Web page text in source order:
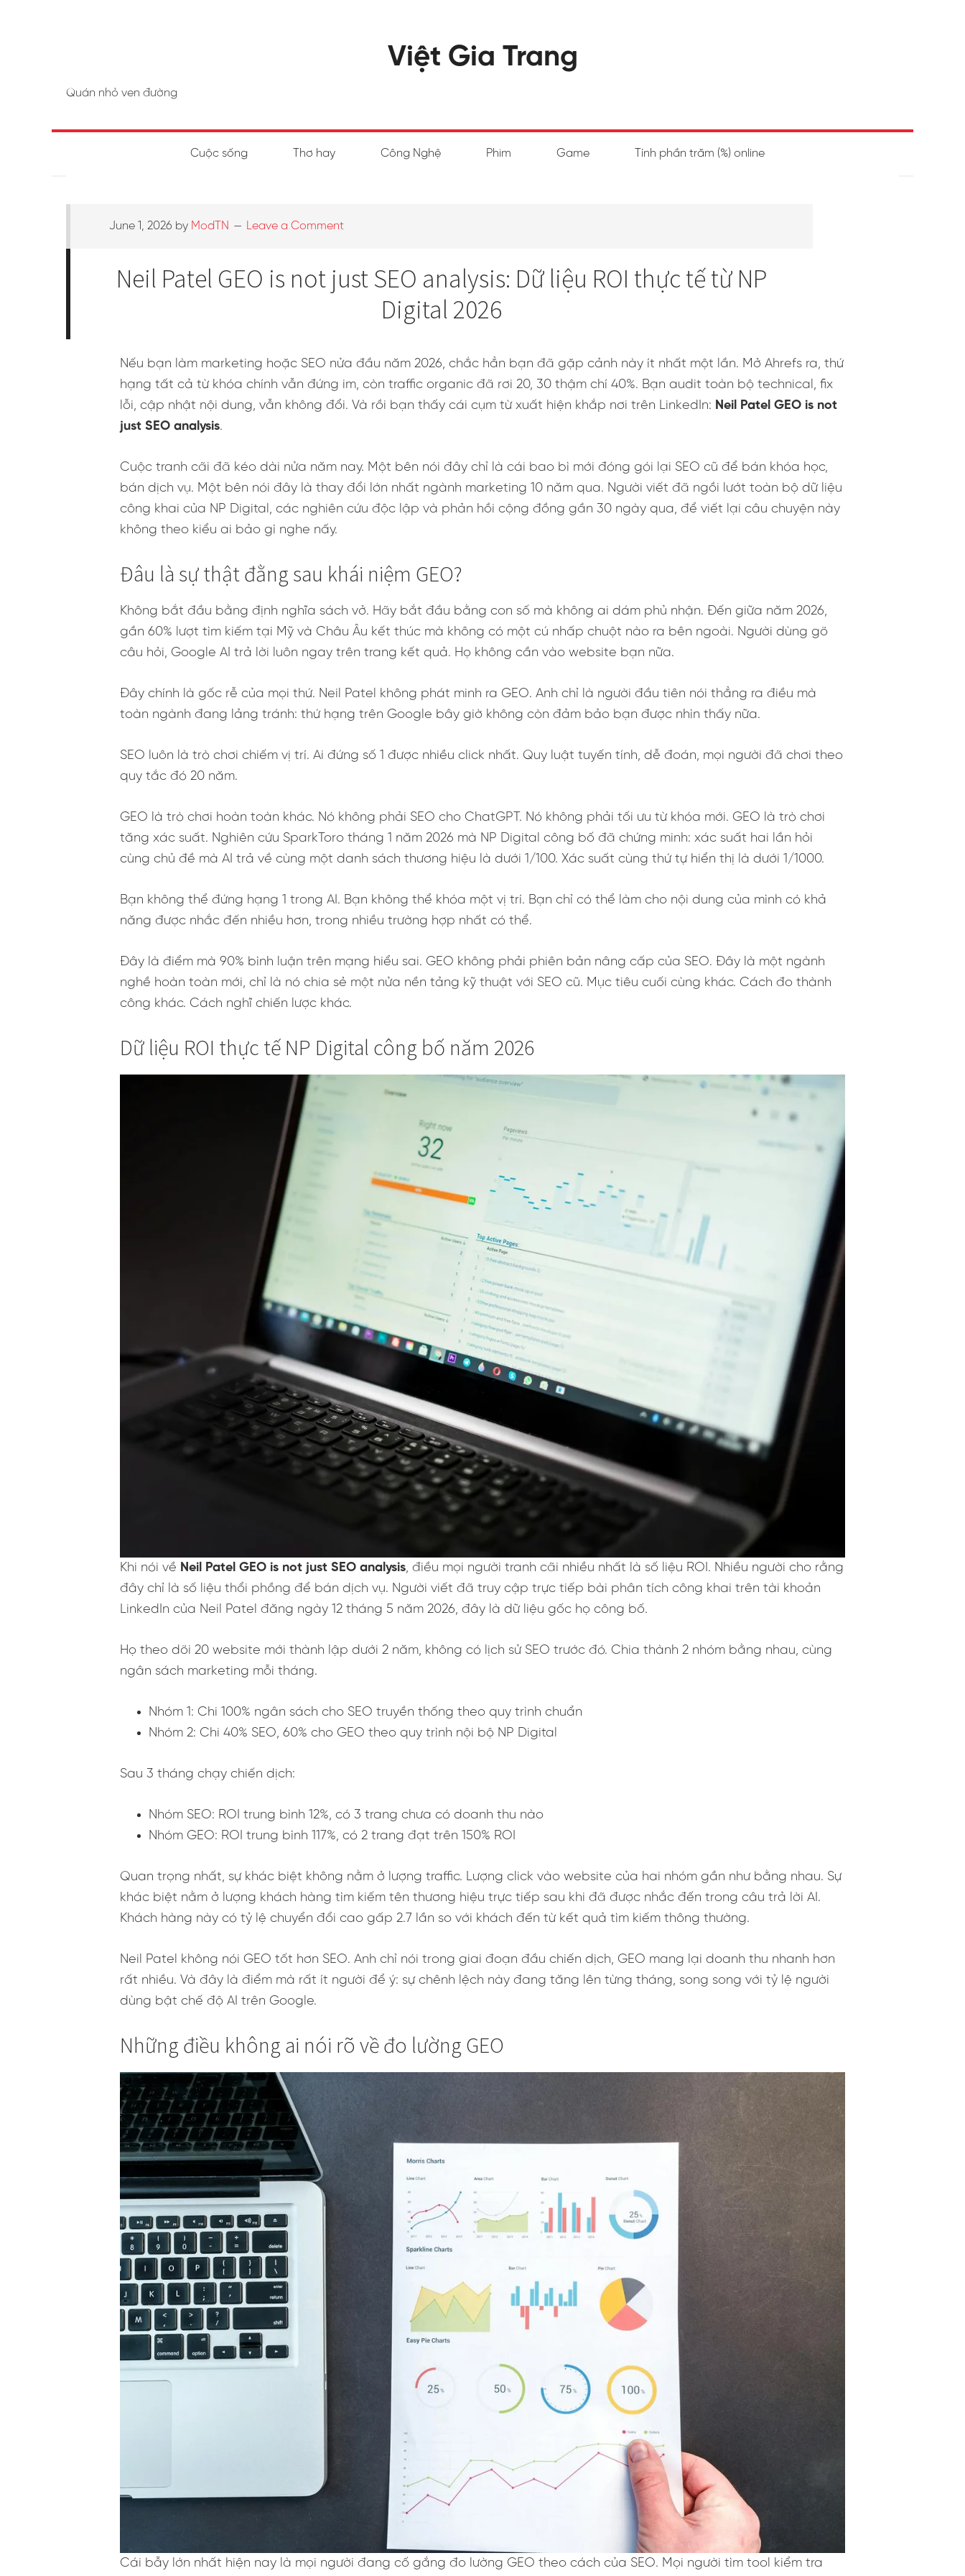
Việt Gia Trang
Quán nhỏ ven đường
Cuộc sống Thơ hay Công Nghệ Phim Game Tính phần trăm (%) online
June 1, 2026 by ModTN Leave a Comment
Neil Patel GEO is not just SEO analysis: Dữ liệu ROI thực tế từ NP
Digital 2026
Nếu bạn làm marketing hoặc SEO nửa đầu năm 2026, chắc hẳn bạn đã gặp cảnh này ít nhất một lần. Mở Ahrefs ra, thứ
hạng tất cả từ khóa chính vẫn đứng im, còn traffic organic đã rơi 20, 30 thậm chí 40%. Bạn audit toàn bộ technical, fix
lỗi, cập nhật nội dung, vẫn không đổi. Và rồi bạn thấy cái cụm từ xuất hiện khắp nơi trên LinkedIn: Neil Patel GEO is not
just SEO analysis.
Cuộc tranh cãi đã kéo dài nửa năm nay. Một bên nói đây chỉ là cái bao bì mới đóng gói lại SEO cũ để bán khóa học,
bán dịch vụ. Một bên nói đây là thay đổi lớn nhất ngành marketing 10 năm qua. Người viết đã ngồi lướt toàn bộ dữ liệu
công khai của NP Digital, các nghiên cứu độc lập và phản hồi cộng đồng gần 30 ngày qua, để viết lại câu chuyện này
không theo kiểu ai bảo gì nghe nấy.
Đâu là sự thật đằng sau khái niệm GEO?
Không bắt đầu bằng định nghĩa sách vở. Hãy bắt đầu bằng con số mà không ai dám phủ nhận. Đến giữa năm 2026,
gần 60% lượt tìm kiếm tại Mỹ và Châu Âu kết thúc mà không có một cú nhấp chuột nào ra bên ngoài. Người dùng gõ
câu hỏi, Google AI trả lời luôn ngay trên trang kết quả. Họ không cần vào website bạn nữa.
Đây chính là gốc rễ của mọi thứ. Neil Patel không phát minh ra GEO. Anh chỉ là người đầu tiên nói thẳng ra điều mà
toàn ngành đang lảng tránh: thứ hạng trên Google bây giờ không còn đảm bảo bạn được nhìn thấy nữa.
SEO luôn là trò chơi chiếm vị trí. Ai đứng số 1 được nhiều click nhất. Quy luật tuyến tính, dễ đoán, mọi người đã chơi theo
quy tắc đó 20 năm.
GEO là trò chơi hoàn toàn khác. Nó không phải SEO cho ChatGPT. Nó không phải tối ưu từ khóa mới. GEO là trò chơi
tăng xác suất. Nghiên cứu SparkToro tháng 1 năm 2026 mà NP Digital công bố đã chứng minh: xác suất hai lần hỏi
cùng chủ đề mà AI trả về cùng một danh sách thương hiệu là dưới 1/100. Xác suất cùng thứ tự hiển thị là dưới 1/1000.
Bạn không thể đứng hạng 1 trong AI. Bạn không thể khóa một vị trí. Bạn chỉ có thể làm cho nội dung của mình có khả
năng được nhắc đến nhiều hơn, trong nhiều trường hợp nhất có thể.
Đây là điểm mà 90% bình luận trên mạng hiểu sai. GEO không phải phiên bản nâng cấp của SEO. Đây là một ngành
nghề hoàn toàn mới, chỉ là nó chia sẻ một nửa nền tảng kỹ thuật với SEO cũ. Mục tiêu cuối cùng khác. Cách đo thành
công khác. Cách nghĩ chiến lược khác.
Dữ liệu ROI thực tế NP Digital công bố năm 2026
Khi nói về Neil Patel GEO is not just SEO analysis, điều mọi người tranh cãi nhiều nhất là số liệu ROI. Nhiều người cho rằng
đây chỉ là số liệu thổi phồng để bán dịch vụ. Người viết đã truy cập trực tiếp bài phân tích công khai trên tài khoản
LinkedIn của Neil Patel đăng ngày 12 tháng 5 năm 2026, đây là dữ liệu gốc họ công bố.
Họ theo dõi 20 website mới thành lập dưới 2 năm, không có lịch sử SEO trước đó. Chia thành 2 nhóm bằng nhau, cùng
ngân sách marketing mỗi tháng.
Nhóm 1: Chi 100% ngân sách cho SEO truyền thống theo quy trình chuẩn
Nhóm 2: Chi 40% SEO, 60% cho GEO theo quy trình nội bộ NP Digital
Sau 3 tháng chạy chiến dịch:
Nhóm SEO: ROI trung bình 12%, có 3 trang chưa có doanh thu nào
Nhóm GEO: ROI trung bình 117%, có 2 trang đạt trên 150% ROI
Quan trọng nhất, sự khác biệt không nằm ở lượng traffic. Lượng click vào website của hai nhóm gần như bằng nhau. Sự
khác biệt nằm ở lượng khách hàng tìm kiếm tên thương hiệu trực tiếp sau khi đã được nhắc đến trong câu trả lời AI.
Khách hàng này có tỷ lệ chuyển đổi cao gấp 2.7 lần so với khách đến từ kết quả tìm kiếm thông thường.
Neil Patel không nói GEO tốt hơn SEO. Anh chỉ nói trong giai đoạn đầu chiến dịch, GEO mang lại doanh thu nhanh hơn
rất nhiều. Và đây là điểm mà rất ít người để ý: sự chênh lệch này đang tăng lên từng tháng, song song với tỷ lệ người
dùng bật chế độ AI trên Google.
Những điều không ai nói rõ về đo lường GEO
Cái bẫy lớn nhất hiện nay là mọi người đang cố gắng đo lường GEO theo cách của SEO. Mọi người tìm tool kiểm tra